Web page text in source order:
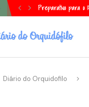
Episcia, tapete de
Diário do Orquidofilo